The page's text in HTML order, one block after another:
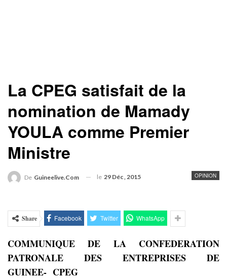
La CPEG satisfait de la
nomination de Mamady
YOULA comme Premier
Ministre
OPINION
De Guineelive.com le 29 Déc , 2015
Share Facebook Twitter WhatsApp
COMMUNIQUE DE LA CONFEDERATION
PATRONALE DES ENTREPRISES DE
GUINEE- CPEG